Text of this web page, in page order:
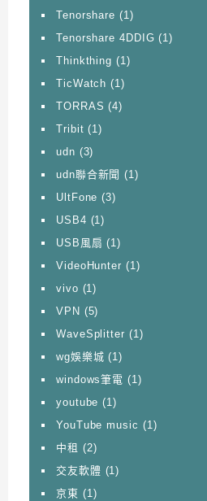
Tenorshare (1)
Tenorshare 4DDIG (1)
Thinkthing (1)
TicWatch (1)
TORRAS (4)
Tribit (1)
udn (3)
udn聯合新聞 (1)
UltFone (3)
USB4 (1)
USB風扇 (1)
VideoHunter (1)
vivo (1)
VPN (5)
WaveSplitter (1)
wg娛樂城 (1)
windows筆電 (1)
youtube (1)
YouTube music (1)
中租 (2)
交友軟體 (1)
京東 (1)